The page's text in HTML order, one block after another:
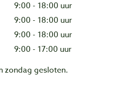
9:00 - 18:00 uur
9:00 - 18:00 uur
9:00 - 18:00 uur
9:00 - 17:00 uur
zondag gesloten.